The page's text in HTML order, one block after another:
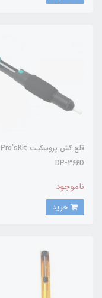
قلع کش پروسکیت Pro'sKit
DP-366D
ناموجود